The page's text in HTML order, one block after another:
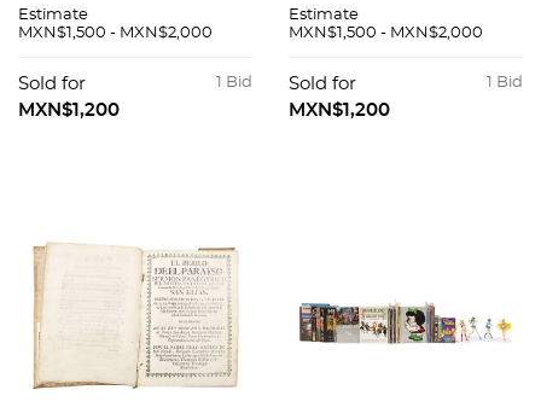
Orozco Obra de
dibujo y grabado.
Pzs: 13.
Estimate
MXN$1,500 - MXN$2,000
1 Bid
Sold for
MXN$1,200
de la Ciudad de
gozosas de la Ciudad
de México.Pzs: 18.
Estimate
MXN$1,500 - MXN$2,000
1 Bid
Sold for
MXN$1,200